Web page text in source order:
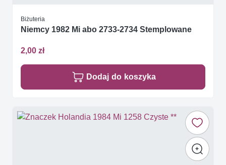
Biżuteria
Niemcy 1982 Mi abo 2733-2734 Stemplowane
2,00 zł
Dodaj do koszyka